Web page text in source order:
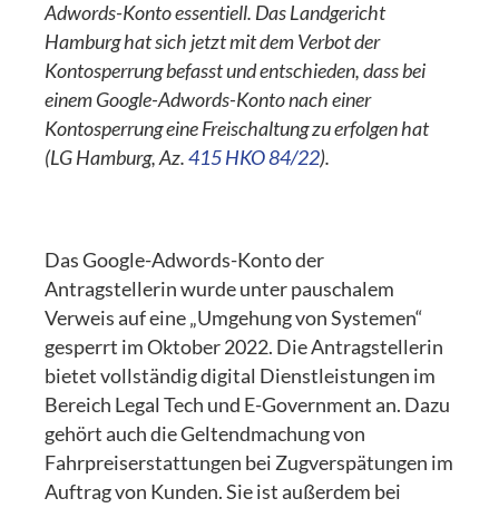
Adwords-Konto essentiell. Das Landgericht
Hamburg hat sich jetzt mit dem Verbot der
Kontosperrung befasst und entschieden, dass bei
einem Google-Adwords-Konto nach einer
Kontosperrung eine Freischaltung zu erfolgen hat
(LG Hamburg, Az.415 HKO 84/22).
Das Google-Adwords-Konto der
Antragstellerin wurde unter pauschalem
Verweis auf eine „Umgehung von Systemen“
gesperrt im Oktober 2022. Die Antragstellerin
bietet vollständig digital Dienstleistungen im
Bereich Legal Tech und E-Government an. Dazu
gehört auch die Geltendmachung von
Fahrpreiserstattungen bei Zugverspätungen im
Auftrag von Kunden. Sie ist außerdem bei